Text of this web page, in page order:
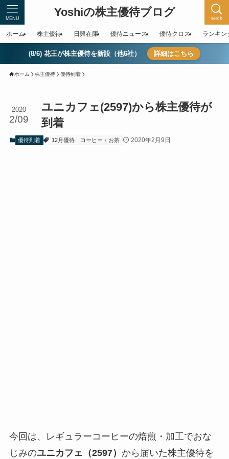
Yoshiの株主優待ブログ serch
MENU
ホーム 株主優待 日興在庫 優待ニュース 優待クロス ランキン
(8/6) 花王が株主優待を新設（他6社） 詳細はこちら
ホーム 株主優待 優待到着
ユニカフェ(2597)から株主優待が
到着
2020
2/09
優待到着 12月優待 コーヒー・お茶 2020年2月9日
今回は、レギュラーコーヒーの焙煎・加工でおな
じみのユニカフェ（2597） から届いた株主優待を